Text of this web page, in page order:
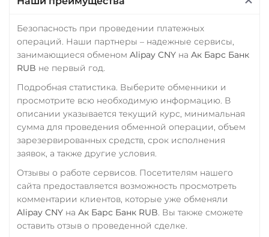
ERC20 TRC20 BEP
TRUMP
ERC20
USD Coin (USDC)
ERC20 BEP20
AVAX
SOL
Polygon
CRONOS
ARB
OP
Utopia USD (UUSD)
WAVES
Wrapped Bitcoin (WBTC)
ERC20 AVAXC
Промсвязьбанк RUB
ПУМБ UAH
Райффайзен
РНКБ RUB
Росбанк RUB
Россельхоз банк RUB
Русский Стандарт RUB
RUB KZT QR RUB
СБП RUB
Счет ИП/ООО
Безопасность при проведении платежных
операций. Наши партнеры – надежные сервисы,
занимающиеся обменом Alipay CNY на Ак Барс Банк
RUB не первый год.
Подробная статистика. Выберите обменники и
просмотрите всю необходимую информацию. В
описании указывается текущий курс, минимальная
сумма для проведения обменной операции, объем
зарезервированных средств, срок исполнения
заявок, а также другие условия.
Отзывы о работе сервисов. Посетителям нашего
сайта предоставляется возможность просмотреть
комментарии клиентов, которые уже обменяли
Alipay CNY на Ак Барс Банк RUB. Вы также сможете
оставить отзыв о проведенной сделке.